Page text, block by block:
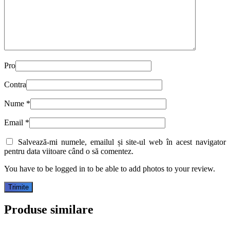
Pro
Contra
Nume *
Email *
Salvează-mi numele, emailul și site-ul web în acest navigator
pentru data viitoare când o să comentez.
You have to be logged in to be able to add photos to your review.
Produse similare